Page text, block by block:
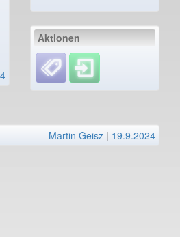
Aktionen
Martin Geisz | 19.9.2024